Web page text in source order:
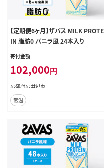
【定期便6ヶ月】ザバス MILK PROTE
IN 脂肪0 バニラ風 24本入り
寄付金額
102,000円
京都府京田辺市
常温